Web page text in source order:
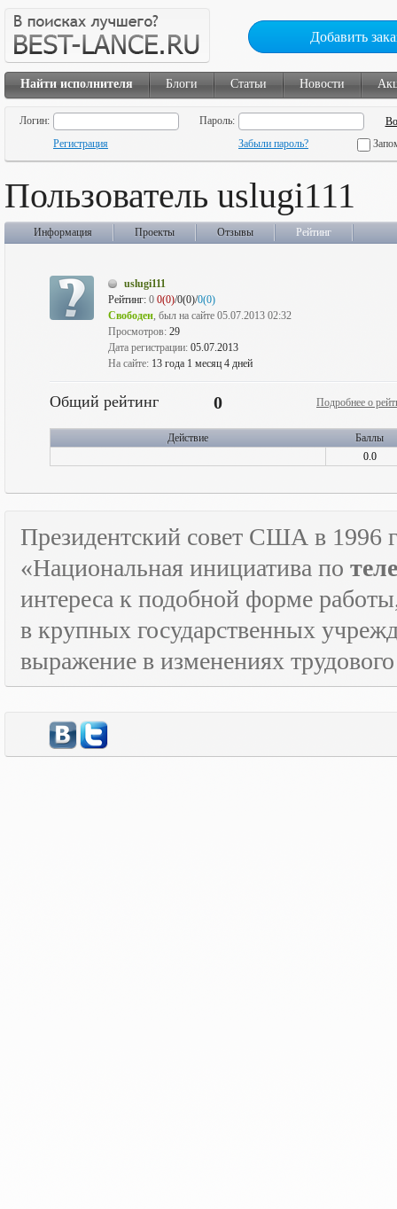
Добавить
Найти исполнителя Блоги Статьи Новости
Логин:
Пароль:
Регистрация
Забыли пароль?
Пользователь uslugi111
Информация Проекты Отзывы Рейтинг
uslugi111
Рейтинг: 0 0(0)/0(0)/0(0)
Свободен, был на сайте 05.07.2013 02:32
Просмотров: 29
Дата регистрации: 05.07.2013
На сайте: 13 года 1 месяц 4 дней
Общий рейтинг 0 Подробнее о
Действие
Баллы
0.0
Президентский совет США в 1996
«Национальная инициатива по
интереса к подобной форме
в крупных государственных
выражение в изменениях трудового